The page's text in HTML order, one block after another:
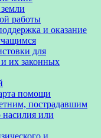
работы
и оказание
для
их законных
помощи
пострадавшим
насилия или
и